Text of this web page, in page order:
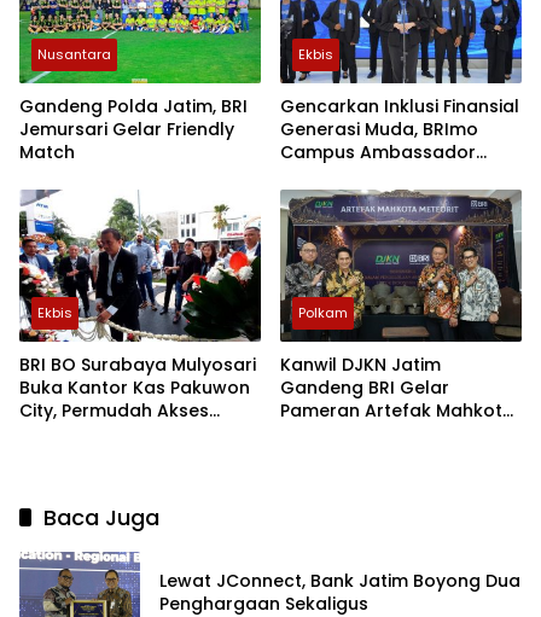
Nusantara
Gandeng Polda Jatim, BRI
Jemursari Gelar Friendly
Ekbis
Gencarkan Inklusi Finansial
Generasi Muda, BRImo
Campus Ambassador
Digelar
Ekbis
BRI BO Surabaya Mulyosari
Buka Kantor Kas Pakuwon
City, Permudah Akses
Polkam
Kanwil DJKN Jatim
Gandeng BRI Gelar
Pameran Artefak Mahkota
Baca Juga
Lewat JConnect, Bank Jatim Boyong Dua
Penghargaan Sekaligus